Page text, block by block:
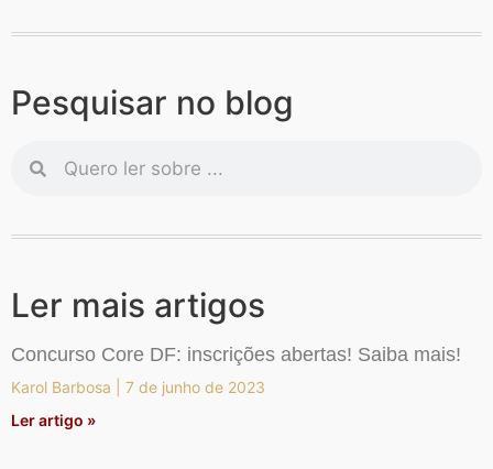
Pesquisar no blog
Ler mais artigos
Concurso Core DF: inscrições abertas! Saiba mais!
Karol Barbosa
7 de junho de 2023
Ler artigo »